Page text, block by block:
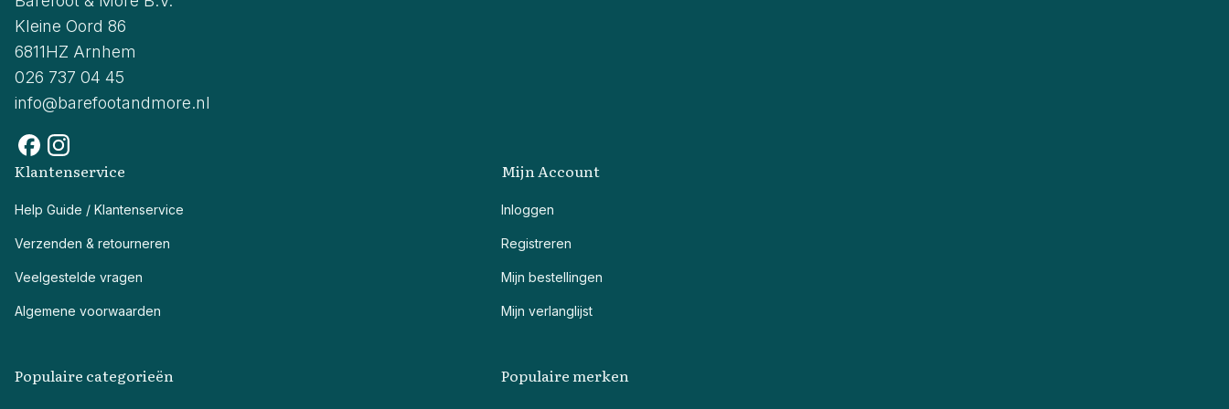
Kleine Oord 86
6811HZ Arnhem
026 737 04 45
info@barefootandmore.nl
Klantenservice
Help Guide / Klantenservice
Verzenden & retourneren
Veelgestelde vragen
Algemene voorwaarden
Mijn Account
Inloggen
Registreren
Mijn bestellingen
Mijn verlanglijst
Populaire categorieën Populaire merken